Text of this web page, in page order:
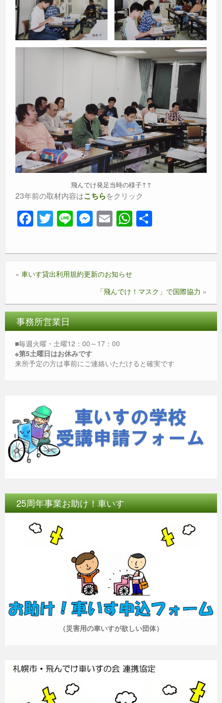
飛んでけ発足当時の様子↑↑
23年前の取材内容はこちらをクリック
F
a
c
e
b
o
o
k
T
wi
tt
er
Li
n
e
M
e
ss
e
n
g
er
E
m
ail
W
h
at
p
p
« 車いす貸出利用規約更新のお知らせ
「飛んでけ！マスク」で国際協力 »
事務所営業日
■毎週火曜・土曜12：00～17：00
※第5土曜日はお休みです
来所予定の方は事前にご連絡いただけると確実です
25周年事業お助け！車いす
（災害用の車いすが欲しい団体）